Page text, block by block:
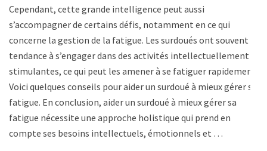
Cependant, cette grande intelligence peut aussi
s’accompagner de certains défis, notamment en ce qui
concerne la gestion de la fatigue. Les surdoués ont souvent
tendance à s’engager dans des activités intellectuellement
stimulantes, ce qui peut les amener à se fatiguer rapidement.
Voici quelques conseils pour aider un surdoué à mieux gérer sa
fatigue. En conclusion, aider un surdoué à mieux gérer sa
fatigue nécessite une approche holistique qui prend en
compte ses besoins intellectuels, émotionnels et …